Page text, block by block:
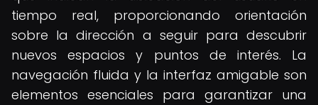
tiempo real, proporcionando orientación
sobre la dirección a seguir para descubrir
nuevos espacios y puntos de interés. La
navegación fluida y la interfaz amigable son
elementos esenciales para garantizar una